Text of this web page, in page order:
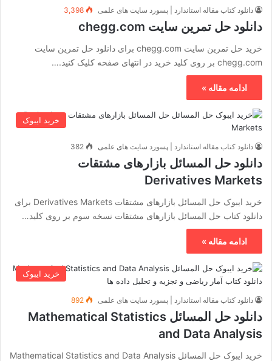
دانلود کتاب مقاله استاندارد | پسورد سایت های علمی 3,398
دانلود حل تمرین سایت chegg.com
خرید حل تمرین سایت chegg.com برای دانلود حل تمرین سایت
chegg.com بر روی کلید خرید در انتهای صفحه کلیک کنید.…
ادامه مقاله »
خرید ایبوک
دانلود کتاب مقاله استاندارد | پسورد سایت های علمی 382
دانلود حل المسائل بازارهای مشتقات
Derivatives Markets
خرید ایبوک حل المسائل بازارهای مشتقات Derivatives Markets برای
دانلود کتاب حل المسائل بازارهای مشتقات نسخه سوم بر روی کلید…
ادامه مقاله »
خرید ایبوک
دانلود کتاب مقاله استاندارد | پسورد سایت های علمی 892
دانلود حل المسائل Mathematical Statistics
and Data Analysis
خرید ایبوک حل المسائل Mathematical Statistics and Data Analysis